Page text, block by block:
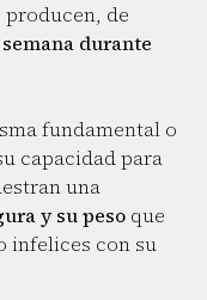
producen, de
durante
fundamental o
capacidad para
una
y su peso que
infelices con su